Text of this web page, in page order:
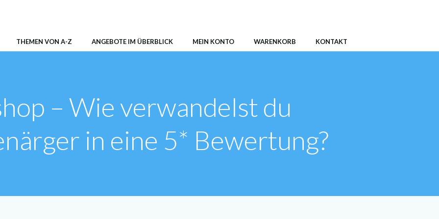
THEMEN VON A-Z ANGEBOTE IM ÜBERBLICK MEIN KONTO WARENKORB KONTAKT
– Wie verwandelst du
in eine 5* Bewertung?